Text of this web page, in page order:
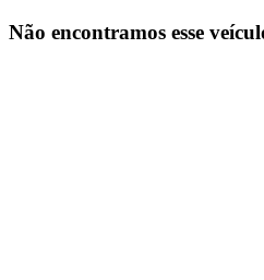
Não encontramos esse